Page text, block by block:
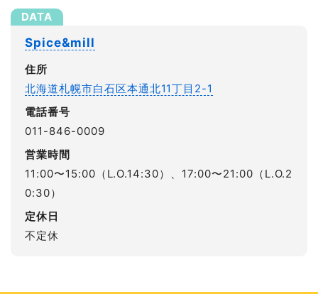
Spice&mill
住所
北海道札幌市白石区本通北11丁目2-1
電話番号
011-846-0009
営業時間
11:00〜15:00（L.O.14:30）、17:00〜21:00（L.O.2
0:30）
定休日
不定休